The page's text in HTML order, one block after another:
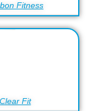
Fitness
Fit